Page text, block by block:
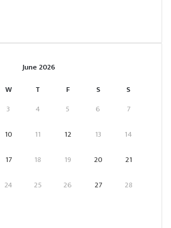
June 2026
W T F S
S
3 4 5 6
7
10 11 12 13
14
17 18 19 20
21
24 25 26 27
28